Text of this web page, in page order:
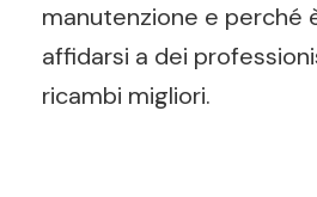
manutenzione e perché
affidarsi a dei
ricambi migliori.